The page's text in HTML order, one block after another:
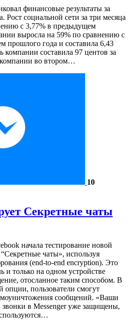
финансовые результаты за
Рост социальной сети за три месяца
с 3,77% в предыдущем
выросла на 59% по сравнению с
прошлого года и составила 6,43
составила 97 центов за
во втором…
10
Секретные чаты
начала тестирование новой
чаты», используя
(end-to-end encryption). Это
и только на одном устройстве
отосланное таким способом. В
опции, пользователи смогут
сообщений. «Ваши
в Messenger уже защищены,